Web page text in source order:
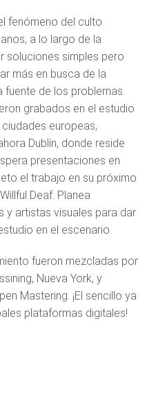
fenómeno del culto
a lo largo de la
soluciones simples pero
más en busca de la
de los problemas.
grabados en el estudio
europeas,
Dublín, donde reside
presentaciones en
el trabajo en su próximo
Deaf. Planea
artistas visuales para dar
en el escenario.
fueron mezcladas por
Nueva York, y
Mastering. ¡El sencillo ya
plataformas digitales!